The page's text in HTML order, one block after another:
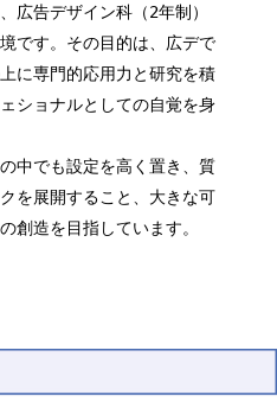
広告デザイン科（2年制）
です。その目的は、広デで
に専門的応用力と研究を積
ショナルとしての自覚を身
中でも設定を高く置き、質
を展開すること、大きな可
創造を目指しています。